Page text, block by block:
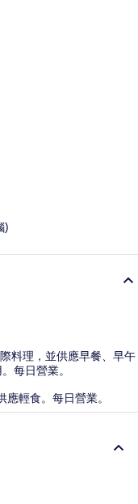
)
料理，並供應早餐、早午
每日營業。
輕食。每日營業。